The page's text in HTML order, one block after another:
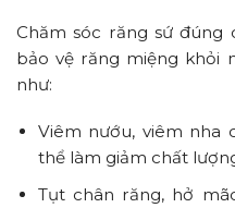
Chăm sóc răng sứ đúng
bảo vệ răng miệng khỏi
như:
Viêm nướu, viêm nha
thể làm giảm chất
Tụt chân răng, hở